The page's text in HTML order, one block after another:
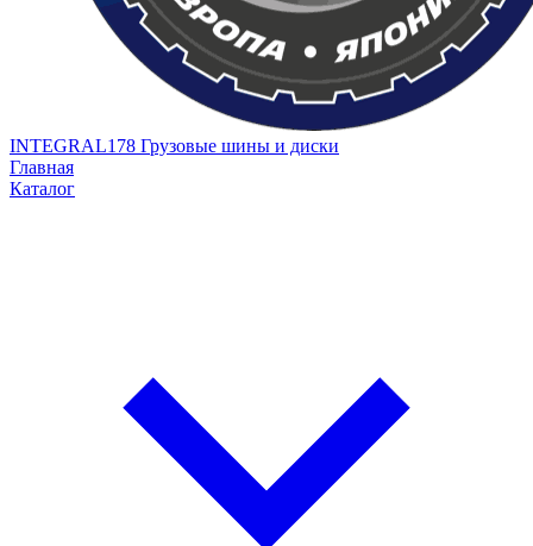
INTEGRAL178 Грузовые шины и диски
Главная
Каталог